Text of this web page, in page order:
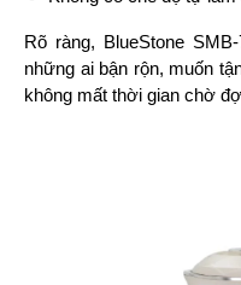
Rõ ràng, BlueStone
những ai bận rộn, muốn
không mất thời gian chờ